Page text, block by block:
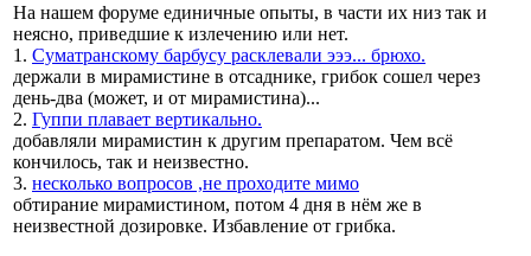
На нашем форуме единичные опыты, в части их низ так и
неясно, приведшие к излечению или нет.
1. Суматранскому барбусу расклевали эээ... брюхо.
держали в мирамистине в отсаднике, грибок сошел через
день-два (может, и от мирамистина)...
2. Гуппи плавает вертикально.
добавляли мирамистин к другим препаратом. Чем всё
кончилось, так и неизвестно.
3. несколько вопросов ,не проходите мимо
обтирание мирамистином, потом 4 дня в нём же в
неизвестной дозировке. Избавление от грибка.